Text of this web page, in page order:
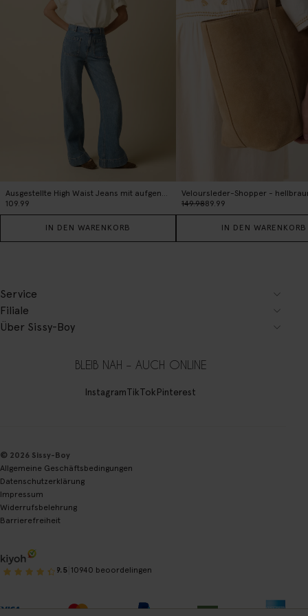
109.99
IN DEN WARENKORB
Veloursleder-Shopper -
149.9889.99
IN DEN WARENKORB
Service
Filiale
Über Sissy-Boy
BLEIB NAH – AUCH ONLINE
InstagramTikTokPinterest
© 2026 Sissy-Boy
Allgemeine Geschäftsbedingungen
Datenschutzerklärung
Impressum
Widerrufsbelehrung
Barrierefreiheit
9.5 10940 beoordelingen